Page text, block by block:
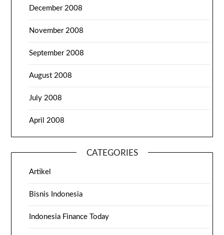
December 2008
November 2008
September 2008
August 2008
July 2008
April 2008
CATEGORIES
Artikel
Bisnis Indonesia
Indonesia Finance Today